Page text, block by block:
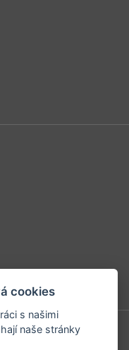
cookies
s našimi
naše stránky